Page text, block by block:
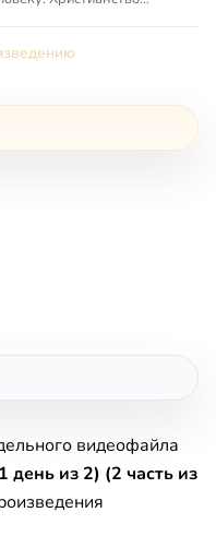
видеофайла
из 2) (2 часть из